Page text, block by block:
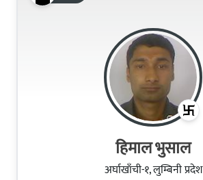
हिमाल भुसाल
अर्घाखाँची-१, लुम्बिनी प्रदेश